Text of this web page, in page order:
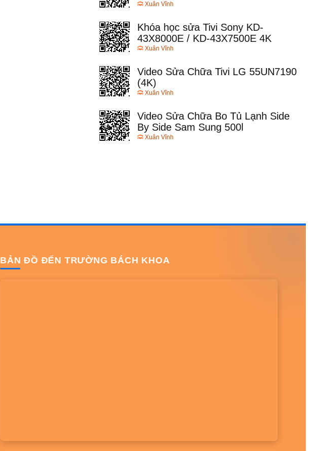
Xuân Vĩnh
Khóa học sửa Tivi Sony KD-
43X8000E / KD-43X7500E 4K
Xuân Vĩnh
Video Sửa Chữa Tivi LG 55UN7190
(4K)
Xuân Vĩnh
Video Sửa Chữa Bo Tủ Lạnh Side
By Side Sam Sung 500l
Xuân Vĩnh
BẢN ĐỒ ĐẾN TRƯỜNG BÁCH KHOA